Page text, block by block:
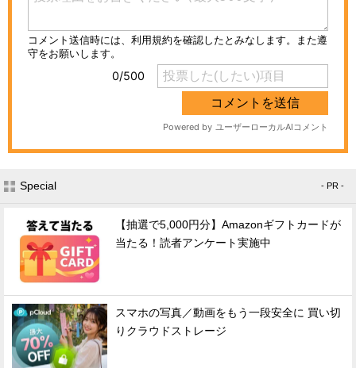
Special - PR -
【抽選で5,000円分】Amazonギフトカードが
当たる！読者アンケート実施中
スマホの写真／動画をもう一段安全に 買い切
りクラウドストレージ